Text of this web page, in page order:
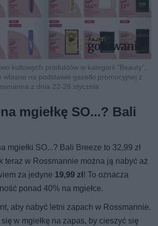
kultowych produktów w kategorii "Beauty",
własne na podstawie gazetki promocyjnej z
z dnia 22-28 stycznia
mgiełkę SO...? Bali
mgiełki SO...? Bali Breeze to 32,99 zł
teraz w Rossmannie można ją nabyć aż
za jedyne 19,99 zł! To oznacza
ponad 40% na mgiełce.
aby nabyć letni zapach w Rossmannie.
w mgiełkę na zapas, by cieszyć się